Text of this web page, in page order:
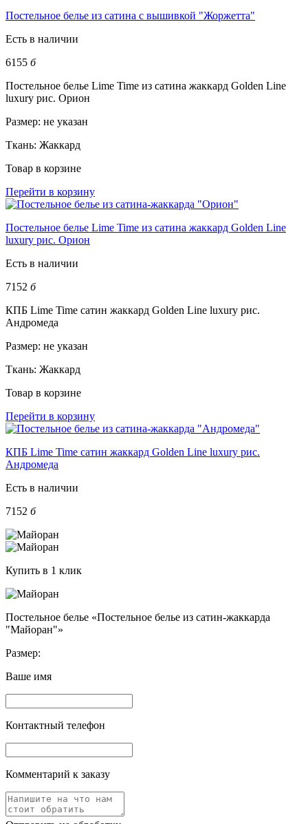
Постельное белье из сатина с вышивкой "Жоржетта"
Есть в наличии
6155 б
Постельное белье Lime Time из сатина жаккард Golden Line
luxury рис. Орион
Размер: не указан
Ткань: Жаккард
Товар в корзине
Перейти в корзину
Постельное белье Lime Time из сатина жаккард Golden Line
luxury рис. Орион
Есть в наличии
7152 б
КПБ Lime Time сатин жаккард Golden Line luxury рис.
Андромеда
Размер: не указан
Ткань: Жаккард
Товар в корзине
Перейти в корзину
КПБ Lime Time сатин жаккард Golden Line luxury рис.
Андромеда
Есть в наличии
7152 б
Купить в 1 клик
Постельное белье «Постельное белье из сатин-жаккарда
"Майоран"»
Размер:
Ваше имя
Контактный телефон
Комментарий к заказу